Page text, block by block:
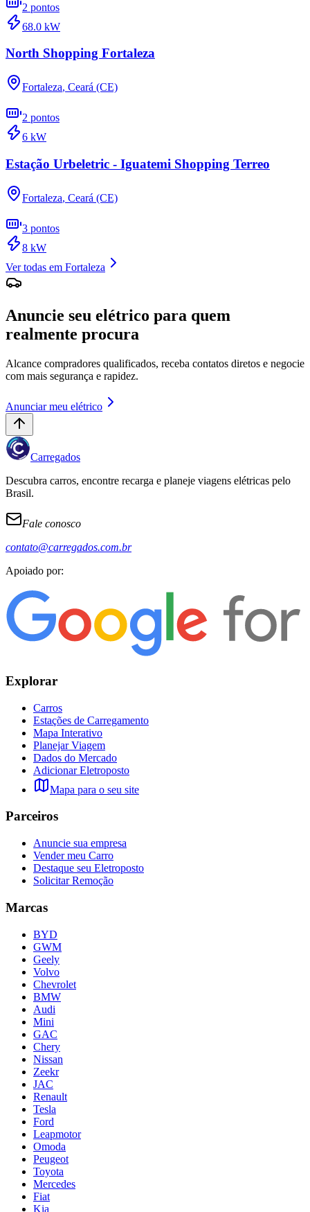
2 pontos
68.0 kW
North Shopping Fortaleza
Fortaleza, Ceará (CE)
2 pontos
6 kW
Estação Urbeletric - Iguatemi Shopping Terreo
Fortaleza, Ceará (CE)
3 pontos
8 kW
Ver todas em Fortaleza
Anuncie seu elétrico para quem
realmente procura
Alcance compradores qualificados, receba contatos diretos e negocie
com mais segurança e rapidez.
Anunciar meu elétrico
Carregados
Descubra carros, encontre recarga e planeje viagens elétricas pelo
Brasil.
Fale conosco
contato@carregados.com.br
Apoiado por:
Explorar
Carros
Estações de Carregamento
Mapa Interativo
Planejar Viagem
Dados do Mercado
Adicionar Eletroposto
Mapa para o seu site
Parceiros
Anuncie sua empresa
Vender meu Carro
Destaque seu Eletroposto
Solicitar Remoção
Marcas
BYD
GWM
Geely
Volvo
Chevrolet
BMW
Audi
Mini
GAC
Chery
Nissan
Zeekr
JAC
Renault
Tesla
Ford
Leapmotor
Omoda
Peugeot
Toyota
Mercedes
Fiat
Kia